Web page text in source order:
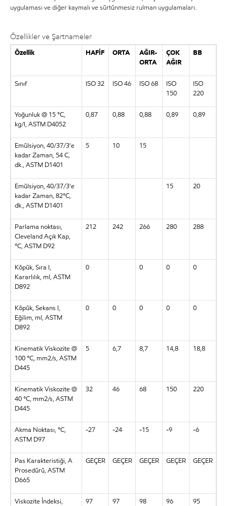
uygulaması ve diğer kaymalı ve sürtünmesiz rulman uygulamaları.
Özellikler ve Şartnameler
Özellik HAFİF ORTA
AĞIR-
ORTA
ÇOK
AĞIR
BB
Sınıf ISO 32 ISO 46 ISO 68
ISO
150
ISO
220
Yoğunluk @ 15 °C,
kg/l, ASTM D4052
0,87 0,88 0,88 0,89 0,89
Emülsiyon, 40/37/3'e
kadar Zaman, 54 C,
dk., ASTM D1401
5 10 15
Emülsiyon, 40/37/3'e
kadar Zaman, 82°C,
dk., ASTM D1401
15 20
Parlama noktası,
Cleveland Açık Kap,
°C, ASTM D92
212 242 266 280 288
Köpük, Sıra I,
Kararlılık, ml, ASTM
D892
0 0 0 0
Köpük, Sekans I,
Eğilim, ml, ASTM
D892
0 0 0 0 0
Kinematik Viskozite @
100 °C, mm2/s, ASTM
D445
5 6,7 8,7 14,8 18,8
Kinematik Viskozite @
40 °C, mm2/s, ASTM
D445
32 46 68 150 220
Akma Noktası, °C,
ASTM D97
-27 -24 -15 -9 -6
Pas Karakteristiği, A
Prosedürü, ASTM
D665
GEÇER GEÇER GEÇER GEÇER GEÇER
Viskozite İndeksi,
97 97 98 96 95